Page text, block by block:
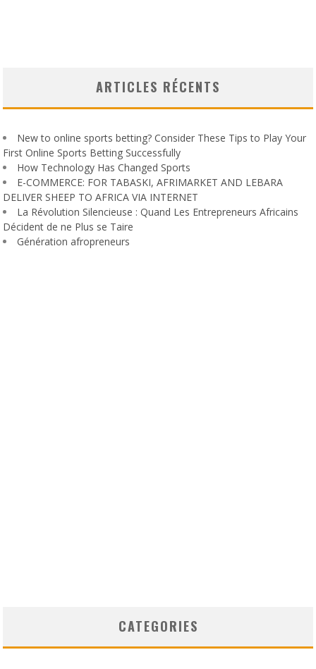
ARTICLES RÉCENTS
New to online sports betting? Consider These Tips to Play Your
First Online Sports Betting Successfully
How Technology Has Changed Sports
E-COMMERCE: FOR TABASKI, AFRIMARKET AND LEBARA
DELIVER SHEEP TO AFRICA VIA INTERNET
La Révolution Silencieuse : Quand Les Entrepreneurs Africains
Décident de ne Plus se Taire
Génération afropreneurs
CATEGORIES